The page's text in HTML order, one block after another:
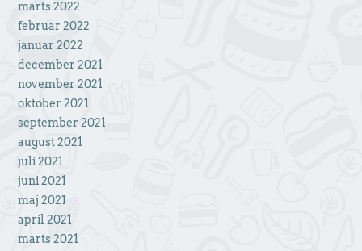
marts 2022
februar 2022
januar 2022
december 2021
november 2021
oktober 2021
september 2021
august 2021
juli 2021
juni 2021
maj 2021
april 2021
marts 2021